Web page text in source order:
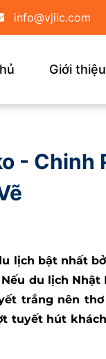
info@vjiic.com
Giới thiệu
- Chinh
lịch bật nhất
du lịch
trắng nên
tuyết hút